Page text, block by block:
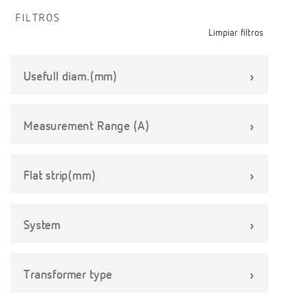
FILTROS
Limpiar filtros
Usefull diam.(mm)
Measurement Range (A)
Flat strip(mm)
System
Transformer type